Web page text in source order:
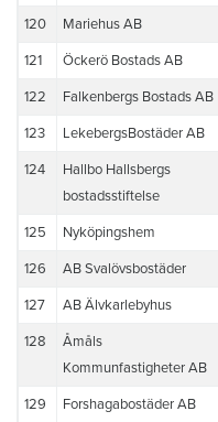
120 Mariehus AB
121 Öckerö Bostads AB
122 Falkenbergs Bostads AB
123 LekebergsBostäder AB
124
Hallbo Hallsbergs
bostadsstiftelse
125 Nyköpingshem
126 AB Svalövsbostäder
127 AB Älvkarlebyhus
128
Åmåls
Kommunfastigheter AB
129 Forshagabostäder AB